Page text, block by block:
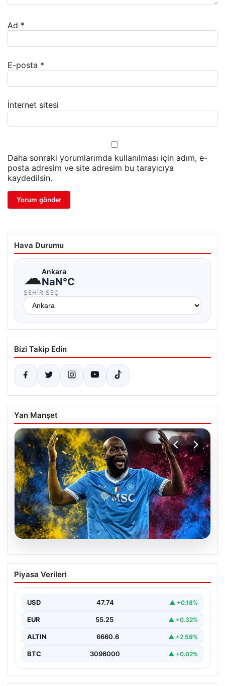
Ad *
E-posta *
İnternet sitesi
Daha sonraki yorumlarımda kullanılması için adım, e-
posta adresim ve site adresim bu tarayıcıya
kaydedilsin.
Hava Durumu
☁Ankara
NaN°C
ŞEHIR SEÇ
Bizi Takip Edin
Yan Manşet
07.08.2026
Fenerbahçe istemişti, Trabzonspor
Lukaku’yu da alıyor!
Piyasa Verileri
USD 47.74 ▲ +0.18%
EUR 55.25 ▲ +0.32%
ALTIN 6660.6 ▲ +2.59%
BTC 3096000 ▲ +0.02%